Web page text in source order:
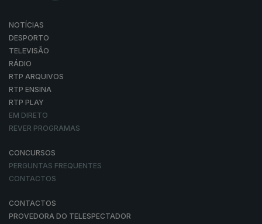
NOTÍCIAS
DESPORTO
TELEVISÃO
RÁDIO
RTP ARQUIVOS
RTP ENSINA
RTP PLAY
EM DIRETO
REVER PROGRAMAS
CONCURSOS
PERGUNTAS FREQUENTES
CONTACTOS
CONTACTOS
PROVEDORA DO TELESPECTADOR